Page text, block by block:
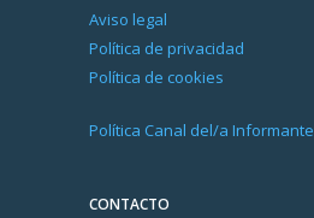
Aviso legal
Política de privacidad
Política de cookies
Política Canal del/a Informante
CONTACTO